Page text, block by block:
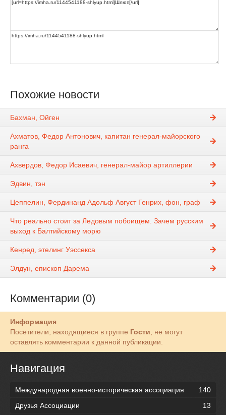
Похожие новости
Бахман, Ойген
Ахматов, Федор Антонович, капитан генерал-майорского
ранга
Ахвердов, Федор Исаевич, генерал-майор артиллерии
Эдвин, тэн
Цеппелин, Фердинанд Адольф Август Генрих, фон, граф
Что реально стоит за Ледовым побоищем. Зачем русским
выход к Балтийскому морю
Кенред, этелинг Уэссекса
Элдун, епископ Дарема
Комментарии (0)
Информация
Посетители, находящиеся в группе Гости, не могут
оставлять комментарии к данной публикации.
Навигация
Международная военно-историческая ассоциация
140
Друзья Ассоциации
13